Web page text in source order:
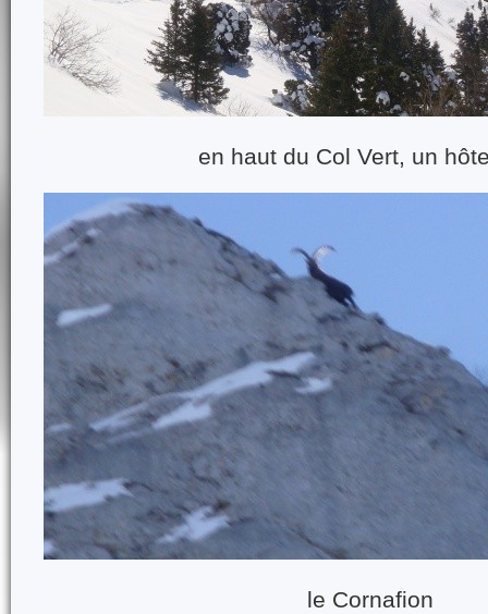
en haut du Col Vert, un
le Cornafion